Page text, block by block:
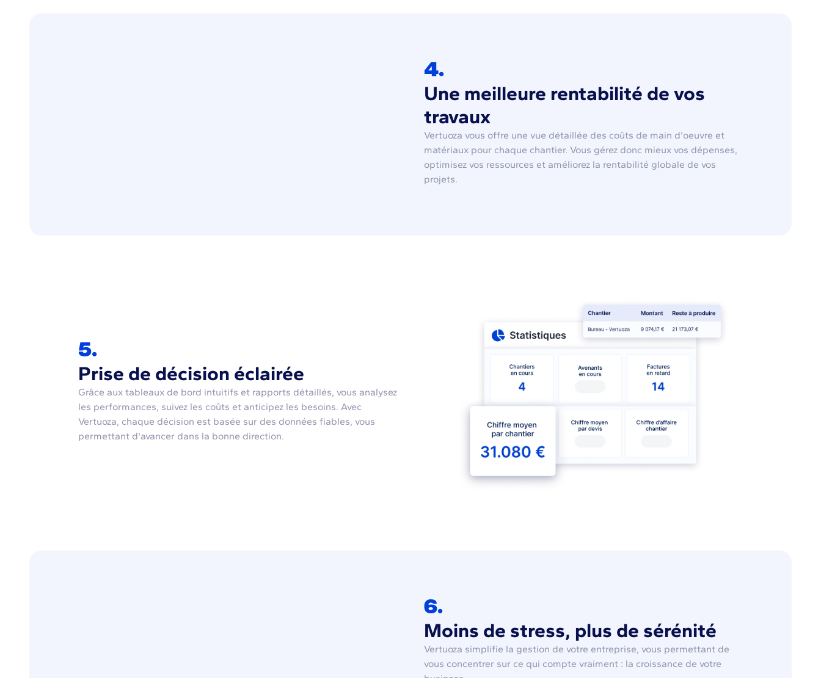
4.
Une meilleure rentabilité de vos
travaux
Vertuoza vous offre une vue détaillée des coûts de main d'oeuvre et
matériaux pour chaque chantier. Vous gérez donc mieux vos dépenses,
optimisez vos ressources et améliorez la rentabilité globale de vos
projets.
5.
Prise de décision éclairée
Grâce aux tableaux de bord intuitifs et rapports détaillés, vous analysez
les performances, suivez les coûts et anticipez les besoins. Avec
Vertuoza, chaque décision est basée sur des données fiables, vous
permettant d'avancer dans la bonne direction.
6.
Moins de stress, plus de sérénité
Vertuoza simplifie la gestion de votre entreprise, vous permettant de
vous concentrer sur ce qui compte vraiment : la croissance de votre